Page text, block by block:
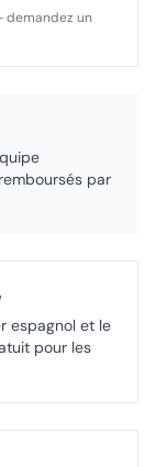
demandez un
par
espagnol et le
pour les